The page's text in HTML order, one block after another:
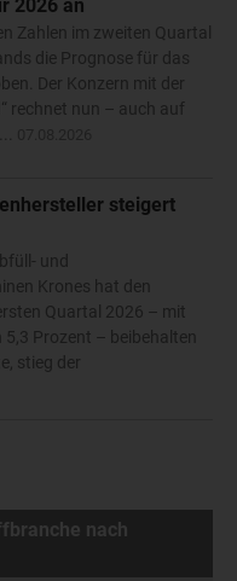
2026 an
Zahlen im zweiten Quartal
die Prognose für das
Der Konzern mit der
rechnet nun – auch auf
steigert
und
Krones hat den
Quartal 2026 – mit
Prozent – beibehalten
stieg der
nach